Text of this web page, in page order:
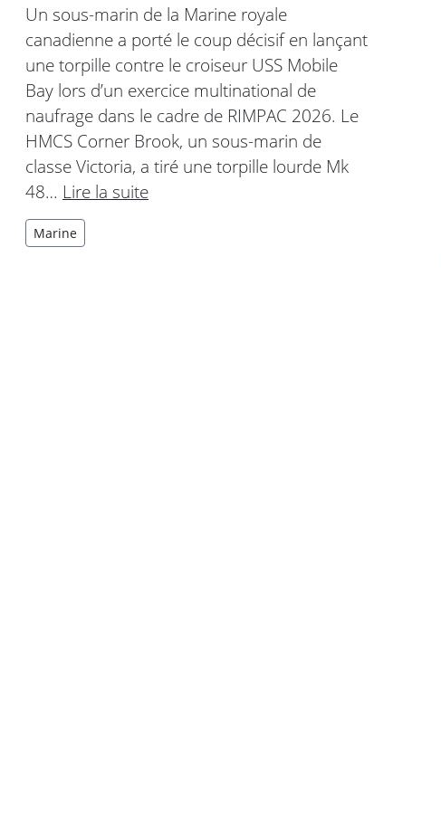
Un sous-marin de la Marine royale
canadienne a porté le coup décisif en lançant
une torpille contre le croiseur USS Mobile
Bay lors d’un exercice multinational de
naufrage dans le cadre de RIMPAC 2026. Le
HMCS Corner Brook, un sous-marin de
classe Victoria, a tiré une torpille lourde Mk
48… Lire la suite
Marine